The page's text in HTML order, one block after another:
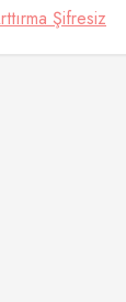
Şifresiz